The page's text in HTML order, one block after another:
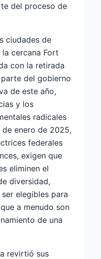
del proceso de
ciudades de
cercana Fort
con la retirada
del gobierno
de este año,
y los
radicales
enero de 2025,
federales
exigen que
eliminen el
diversidad,
elegibles para
a menudo son
de una
revirtió sus